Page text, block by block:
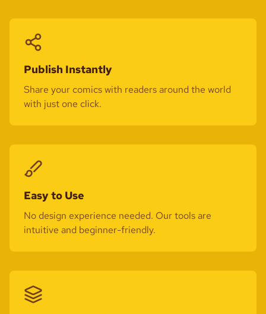
Publish Instantly
Share your comics with readers around the world
with just one click.
Easy to Use
No design experience needed. Our tools are
intuitive and beginner-friendly.